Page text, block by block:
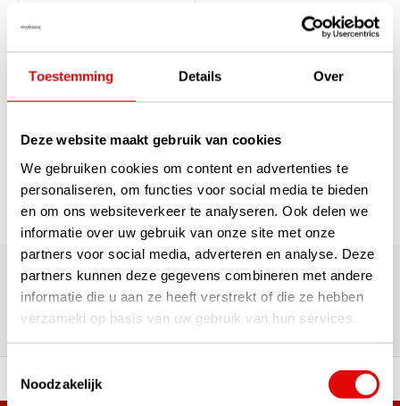
Toestemming Details Over
Deze website maakt gebruik van cookies
We gebruiken cookies om content en advertenties te
personaliseren, om functies voor social media te bieden
en om ons websiteverkeer te analyseren. Ook delen we
informatie over uw gebruik van onze site met onze
partners voor social media, adverteren en analyse. Deze
partners kunnen deze gegevens combineren met andere
informatie die u aan ze heeft verstrekt of die ze hebben
verzameld op basis van uw gebruik van hun services.
Noodzakelijk
Pagina 1 van 1
1
180.000+ Klanten | 5.000+ Reviews | Trusted Shops, TrustPilot,
Google
Reviews: Onze klanten aan het
woord
A-merken! Vóór 15:00 besteld,